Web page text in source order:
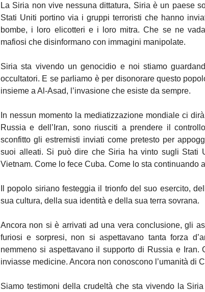
La Siria non vive nessuna dittatura, Siria è un paese
Stati Uniti portino via i gruppi terroristi che hanno
bombe, i loro elicotteri e i loro mitra. Che se ne
mafiosi che disinformano con immagini manipolate.
Siria sta vivendo un genocidio e noi stiamo
occultatori. E se parliamo è per disonorare questo
insieme a Al-Asad, l’invasione che esiste da sempre.
In nessun momento la mediatizzazione mondiale ci
Russia e dell’Iran, sono riusciti a prendere il
sconfitto gli estremisti inviati come pretesto per
suoi alleati. Si può dire che Siria ha vinto sugli Stati
Vietnam. Come lo fece Cuba. Come lo sta continuando
Il popolo siriano festeggia il trionfo del suo esercito,
sua cultura, della sua identità e della sua terra sovrana.
Ancora non si è arrivati ad una vera conclusione, gli
furiosi e sorpresi, non si aspettavano tanta forza
nemmeno si aspettavano il supporto di Russia e Iran.
inviasse medicine. Ancora non conoscono l’umanità di
Siamo testimoni della crudeltà che sta vivendo la